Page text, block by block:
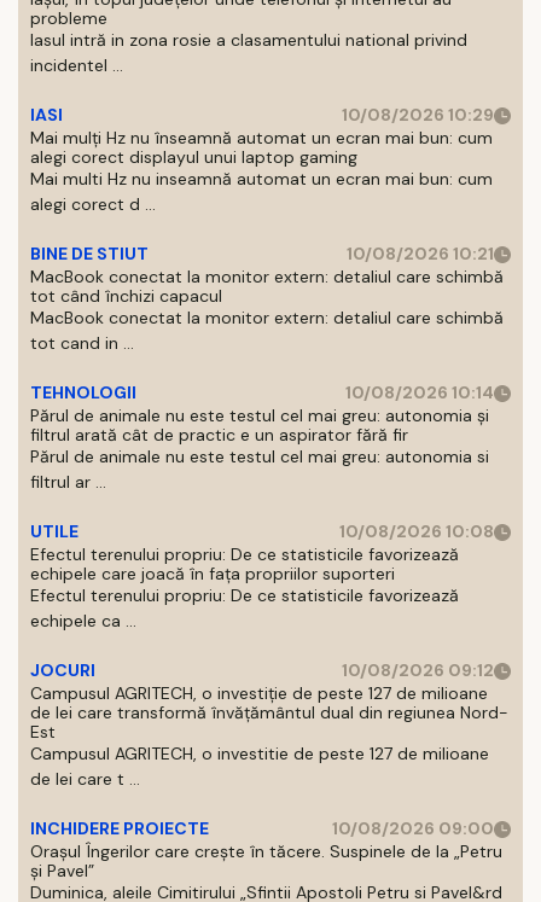
probleme
Iasul intră in zona rosie a clasamentului national privind
incidentel ...
IASI
10/08/2026 10:29
Mai mulți Hz nu înseamnă automat un ecran mai bun: cum
alegi corect displayul unui laptop gaming
Mai multi Hz nu inseamnă automat un ecran mai bun: cum
alegi corect d ...
BINE DE STIUT
10/08/2026 10:21
MacBook conectat la monitor extern: detaliul care schimbă
tot când închizi capacul
MacBook conectat la monitor extern: detaliul care schimbă
tot cand in ...
TEHNOLOGII
10/08/2026 10:14
Părul de animale nu este testul cel mai greu: autonomia și
filtrul arată cât de practic e un aspirator fără fir
Părul de animale nu este testul cel mai greu: autonomia si
filtrul ar ...
UTILE
10/08/2026 10:08
Efectul terenului propriu: De ce statisticile favorizează
echipele care joacă în fața propriilor suporteri
Efectul terenului propriu: De ce statisticile favorizează
echipele ca ...
JOCURI
10/08/2026 09:12
Campusul AGRITECH, o investiție de peste 127 de milioane
de lei care transformă învățământul dual din regiunea Nord-
Est
Campusul AGRITECH, o investitie de peste 127 de milioane
de lei care t ...
INCHIDERE PROIECTE
10/08/2026 09:00
Orașul Îngerilor care crește în tăcere. Suspinele de la „Petru
și Pavel”
Duminica, aleile Cimitirului „Sfintii Apostoli Petru si Pavel&rd